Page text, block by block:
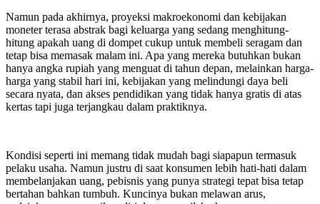
Namun pada akhirnya, proyeksi makroekonomi dan kebijakan
moneter terasa abstrak bagi keluarga yang sedang menghitung-
hitung apakah uang di dompet cukup untuk membeli seragam dan
tetap bisa memasak malam ini. Apa yang mereka butuhkan bukan
hanya angka rupiah yang menguat di tahun depan, melainkan harga-
harga yang stabil hari ini, kebijakan yang melindungi daya beli
secara nyata, dan akses pendidikan yang tidak hanya gratis di atas
kertas tapi juga terjangkau dalam praktiknya.
Kondisi seperti ini memang tidak mudah bagi siapapun termasuk
pelaku usaha. Namun justru di saat konsumen lebih hati-hati dalam
membelanjakan uang, pebisnis yang punya strategi tepat bisa tetap
bertahan bahkan tumbuh. Kuncinya bukan melawan arus,